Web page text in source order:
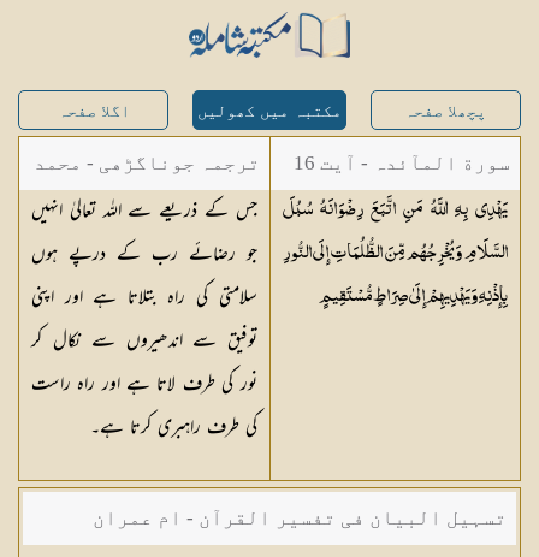
پچھلا صفحہ مکتبہ میں کھولیں اگلا صفحہ
سورة المآئدہ - آیت 16
يَهْدِي بِهِ اللَّهُ مَنِ اتَّبَعَ رِضْوَانَهُ سُبُلَ
السَّلَامِ وَيُخْرِجُهُم مِّنَ الظُّلُمَاتِ إِلَى النُّورِ
بِإِذْنِهِ وَيَهْدِيهِمْ إِلَىٰ صِرَاطٍمُّسْتَقِيمٍ
ترجمہ جوناگڑھی - محمد
جونا گڑھی
جس کے ذریعے سے اللہ تعالیٰ انہیں
جو رضائے رب کے درپے ہوں
سلامتی کی راہ بتلاتا ہے اور اپنی
توفیق سے اندھیروں سے نکال کر
نور کی طرف لاتا ہے اور راہ راست
کی طرف راہبری کرتا ہے۔
تسہیل البیان فی تفسیر القرآن - ام عمران